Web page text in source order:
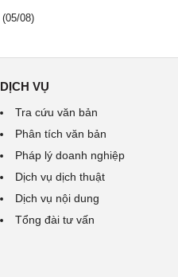
(05/08)
DỊCH VỤ
Tra cứu văn bản
Phân tích văn bản
Pháp lý doanh nghiệp
Dịch vụ dịch thuật
Dịch vụ nội dung
Tổng đài tư vấn